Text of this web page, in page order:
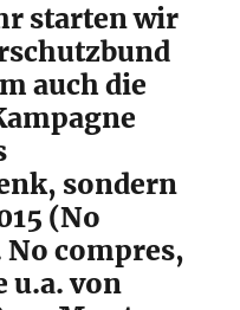
starten wir
auch die

sondern
(No
No compres,
u.a. von